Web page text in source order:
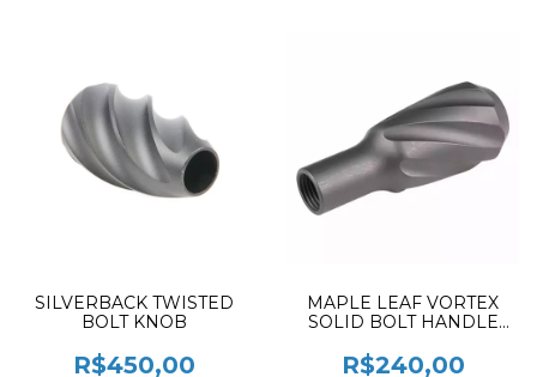
SILVERBACK TWISTED
BOLT KNOB
R$450,00
MAPLE LEAF VORTEX
SOLID BOLT HANDLE
VSR-10
R$240,00